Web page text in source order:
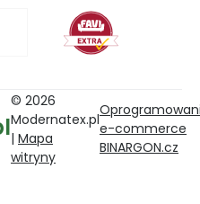
© 2026
Modernatex.pl
| Mapa
witryny
e-commerce
BINARGON.cz